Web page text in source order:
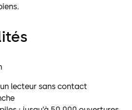
lecteur sans contact